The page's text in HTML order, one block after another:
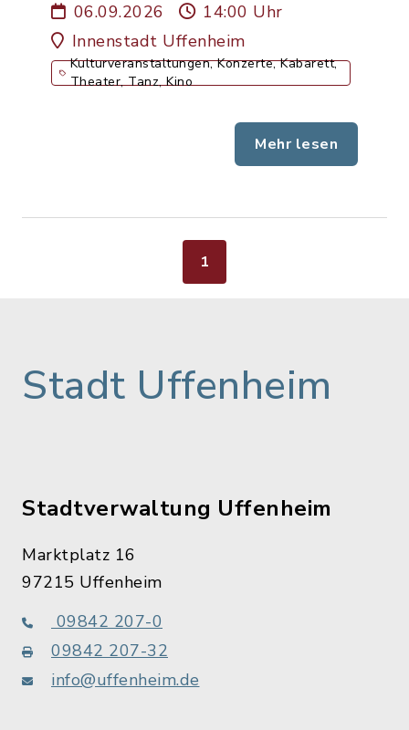
06.09.2026
14:00 Uhr
Innenstadt Uffenheim
Kulturveranstaltungen, Konzerte, Kabarett,
Theater, Tanz, Kino
Mehr lesen
1
Stadt Uffenheim
Stadtverwaltung Uffenheim
Marktplatz 16
97215 Uffenheim
09842 207-0
09842 207-32
info@uffenheim.de